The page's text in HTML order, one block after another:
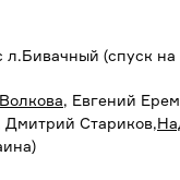
(спуск на
, Евгений
Дмитрий Стариков,